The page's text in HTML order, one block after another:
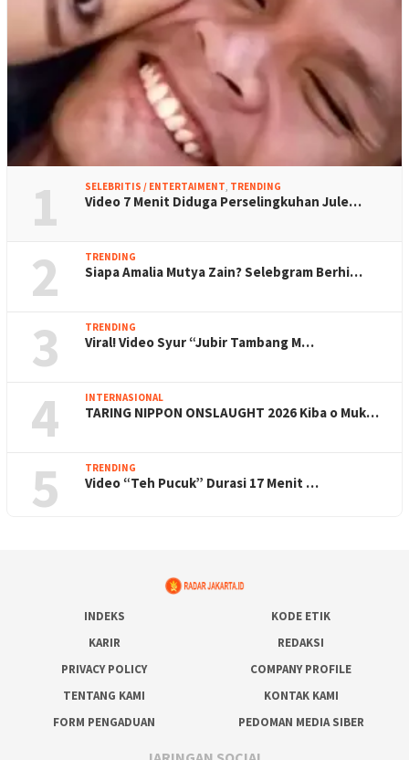
1 SELEBRITIS / ENTERTAIMENT, TRENDING
Video 7 Menit Diduga Perselingkuhan Jule…
2 TRENDING
Siapa Amalia Mutya Zain? Selebgram Berhi…
3 TRENDING
Viral! Video Syur “Jubir Tambang M…
4 INTERNASIONAL
TARING NIPPON ONSLAUGHT 2026 Kiba o Muk…
5 TRENDING
Video “Teh Pucuk” Durasi 17 Menit …
INDEKS
KODE ETIK
KARIR
REDAKSI
PRIVACY POLICY
COMPANY PROFILE
TENTANG KAMI
KONTAK KAMI
FORM PENGADUAN
PEDOMAN MEDIA SIBER